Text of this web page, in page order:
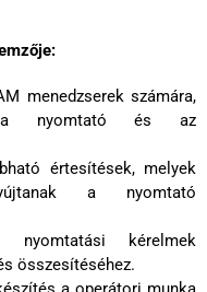
menedzserek számára,
a nyomtató és az
értesítések, melyek
a nyomtató
kérelmek
összesítéséhez.